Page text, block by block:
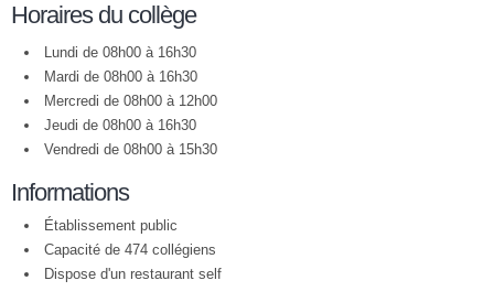
Horaires du collège
Lundi de 08h00 à 16h30
Mardi de 08h00 à 16h30
Mercredi de 08h00 à 12h00
Jeudi de 08h00 à 16h30
Vendredi de 08h00 à 15h30
Informations
Établissement public
Capacité de 474 collégiens
Dispose d'un restaurant self